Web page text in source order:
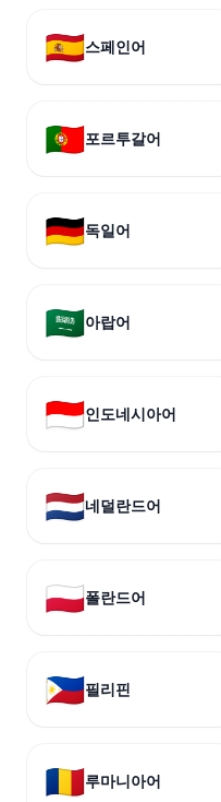
🇪🇸스페인어
🇵🇹포르투갈어
🇩🇪독일어
🇸🇦아랍어
🇮🇩인도네시아어
🇳🇱네덜란드어
🇵🇱폴란드어
🇵🇭필리핀
🇷🇴루마니아어